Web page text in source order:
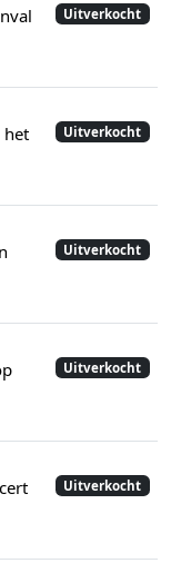
Uitverkocht
Uitverkocht
het
Uitverkocht
Uitverkocht
Uitverkocht